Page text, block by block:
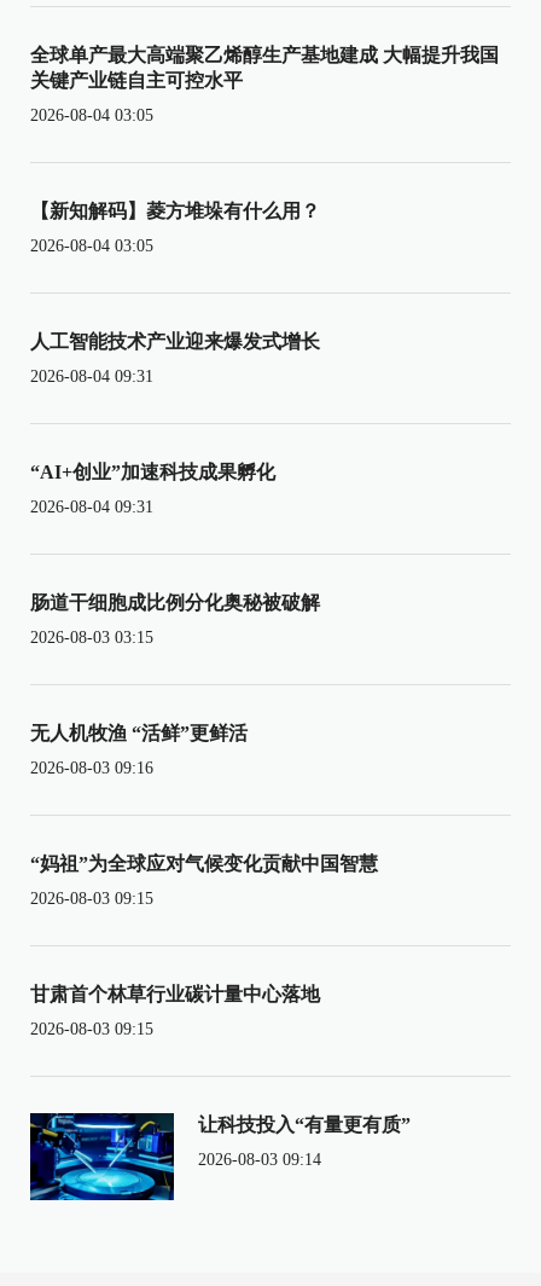
全球单产最大高端聚乙烯醇生产基地建成 大幅提升我国
关键产业链自主可控水平
2026-08-04 03:05
【新知解码】菱方堆垛有什么用？
2026-08-04 03:05
人工智能技术产业迎来爆发式增长
2026-08-04 09:31
“AI+创业”加速科技成果孵化
2026-08-04 09:31
肠道干细胞成比例分化奥秘被破解
2026-08-03 03:15
无人机牧渔 “活鲜”更鲜活
2026-08-03 09:16
“妈祖”为全球应对气候变化贡献中国智慧
2026-08-03 09:15
甘肃首个林草行业碳计量中心落地
2026-08-03 09:15
让科技投入“有量更有质”
2026-08-03 09:14